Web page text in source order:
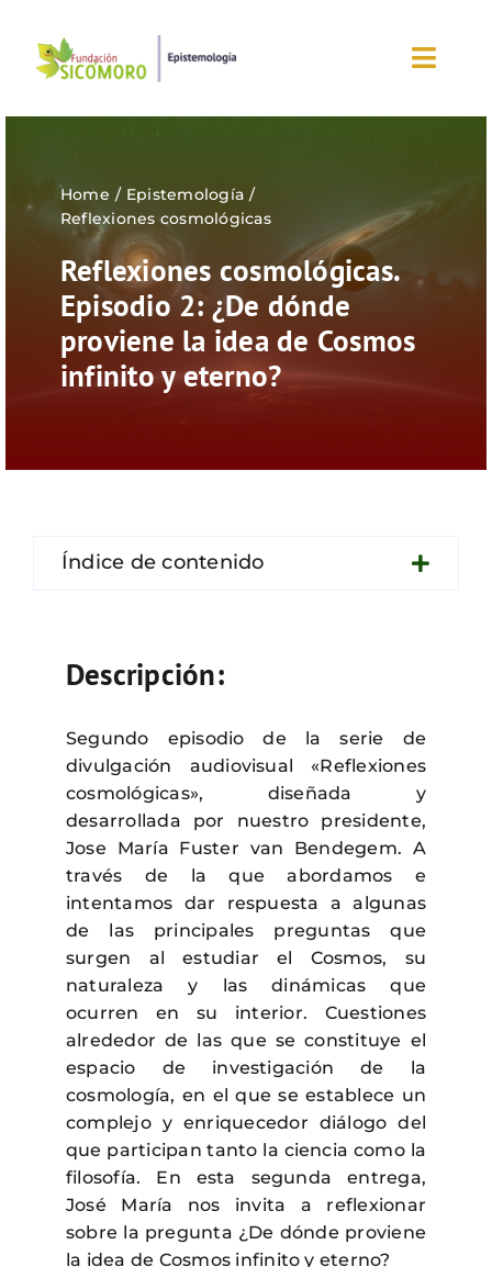
contenido
Inicio
Sobre la fundación
Eventos
Nuestros blogs
Editorial
Home
Epistemología
Reflexiones cosmológicas
Reflexiones cosmológicas.
Episodio 2: ¿De dónde
proviene la idea de Cosmos
infinito y eterno?
Índice de contenido
Descripción:
Segundo episodio de la serie de
divulgación audiovisual «Reflexiones
cosmológicas», diseñada y
desarrollada por nuestro presidente,
Jose María Fuster van Bendegem. A
través de la que abordamos e
intentamos dar respuesta a algunas
de las principales preguntas que
surgen al estudiar el Cosmos, su
naturaleza y las dinámicas que
ocurren en su interior. Cuestiones
alrededor de las que se constituye el
espacio de investigación de la
cosmología, en el que se establece un
complejo y enriquecedor diálogo del
que participan tanto la ciencia como la
filosofía. En esta segunda entrega,
José María nos invita a reflexionar
sobre la pregunta ¿De dónde proviene
la idea de Cosmos infinito y eterno?